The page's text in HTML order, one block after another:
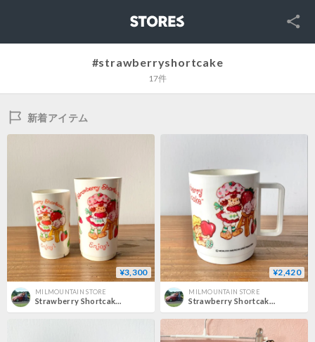
SNS
#strawberryshortcake
17件
新着アイテム
¥3,300
MILMOUNTAIN STORE
Strawberry Shortcake ストロベリーショートケーキ プラスチックカップ大小2点セット 1980s
¥2,420
MILMOUNTAIN STORE
Strawberry Shortcake ストロベリーショートケーキ プラスチック マグカップ 1980s